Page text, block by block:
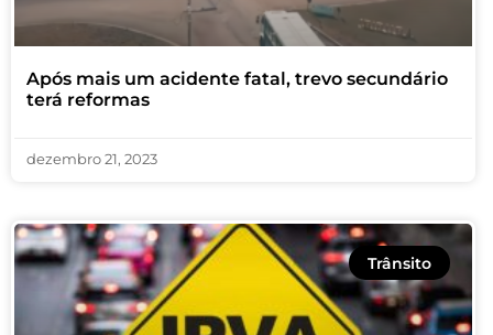
Após mais um acidente fatal, trevo secundário
terá reformas
dezembro 21, 2023
Trânsito